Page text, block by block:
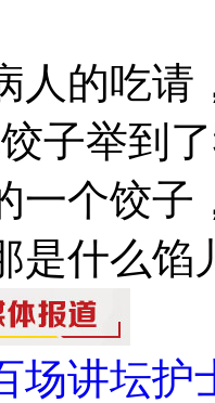
人的吃请
子举到
一个饺子
是什么馅
场讲坛